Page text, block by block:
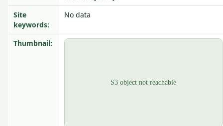
Site
keywords:
No data
Thumbnail: